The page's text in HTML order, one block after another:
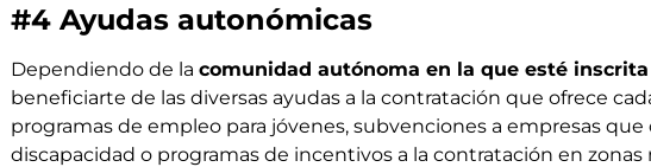
#4 Ayudas autonómicas
Dependiendo de la comunidad autónoma en la que esté
beneficiarte de las diversas ayudas a la contratación que ofrece
programas de empleo para jóvenes, subvenciones a empresas
discapacidad o programas de incentivos a la contratación en zonas